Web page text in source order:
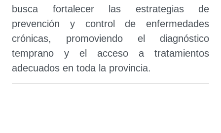
busca fortalecer las estrategias de
prevención y control de enfermedades
crónicas, promoviendo el diagnóstico
temprano y el acceso a tratamientos
adecuados en toda la provincia.